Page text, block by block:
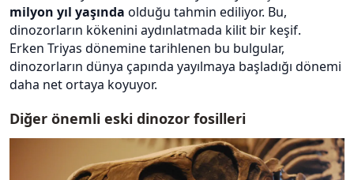
milyon yıl yaşında olduğu tahmin ediliyor. Bu,
dinozorların kökenini aydınlatmada kilit bir keşif.
Erken Triyas dönemine tarihlenen bu bulgular,
dinozorların dünya çapında yayılmaya başladığı dönemi
daha net ortaya koyuyor.
Diğer önemli eski dinozor fosilleri